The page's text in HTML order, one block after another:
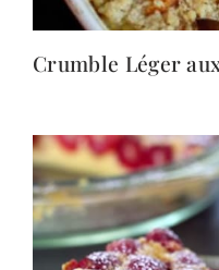
Crumble Léger